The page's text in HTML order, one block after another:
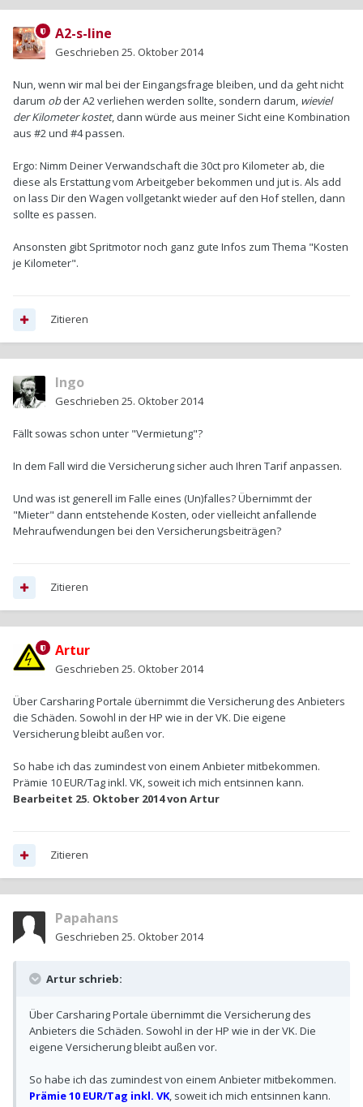
A2-s-line
Geschrieben 25. Oktober 2014
Nun, wenn wir mal bei der Eingangsfrage bleiben, und da geht nicht
darum obder A2 verliehen werden sollte, sondern darum, wieviel
der Kilometer kostet, dann würde aus meiner Sicht eine Kombination
aus #2 und #4 passen.
Ergo: Nimm Deiner Verwandschaft die 30ct pro Kilometer ab, die
diese als Erstattung vom Arbeitgeber bekommen und jut is. Als add
on lass Dir den Wagen vollgetankt wieder auf den Hof stellen, dann
sollte es passen.
Ansonsten gibt Spritmotor noch ganz gute Infos zum Thema "Kosten
je Kilometer".
Zitieren
Ingo
Geschrieben 25. Oktober 2014
Fällt sowas schon unter "Vermietung"?
In dem Fall wird die Versicherung sicher auch Ihren Tarif anpassen.
Und was ist generell im Falle eines (Un)falles? Übernimmt der
"Mieter" dann entstehende Kosten, oder vielleicht anfallende
Mehraufwendungen bei den Versicherungsbeiträgen?
Zitieren
Artur
Geschrieben 25. Oktober 2014
Über Carsharing Portale übernimmt die Versicherung des Anbieters
die Schäden. Sowohl in der HP wie in der VK. Die eigene
Versicherung bleibt außen vor.
So habe ich das zumindest von einem Anbieter mitbekommen.
Prämie 10 EUR/Tag inkl. VK, soweit ich mich entsinnen kann.
Bearbeitet 25. Oktober 2014von Artur
Zitieren
Papahans
Geschrieben 25. Oktober 2014
Artur schrieb:
Über Carsharing Portale übernimmt die Versicherung des
Anbieters die Schäden. Sowohl in der HP wie in der VK. Die
eigene Versicherung bleibt außen vor.
So habe ich das zumindest von einem Anbieter mitbekommen.
Prämie 10 EUR/Tag inkl. VK, soweit ich mich entsinnen kann.